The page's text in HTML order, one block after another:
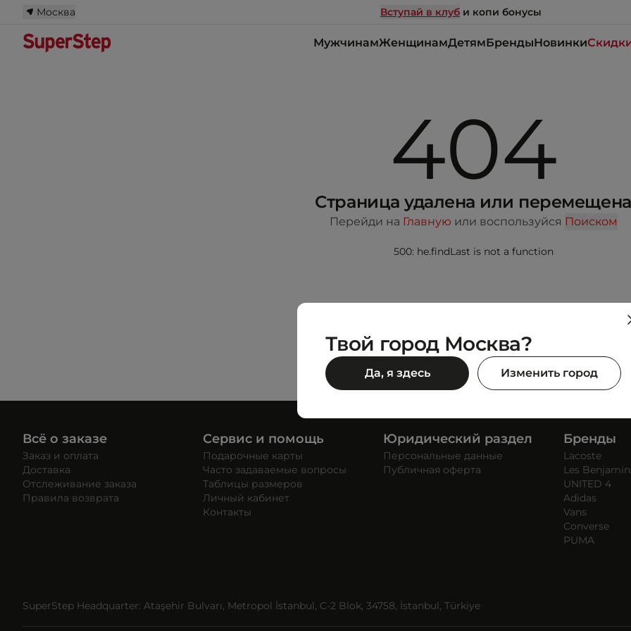
Москва Вступай в клуб и копи бонусы
МужчинамЖенщинамДетямБрендыНовинки
404
Страница удалена или перемещена
Перейди на Главную или воспользуйся Поиском
500: he.findLast is not a function
Всё о заказе
Заказ и оплата
Доставка
Отслеживание заказа
Правила возврата
Сервис и помощь
Подарочные карты
Часто задаваемые вопросы
Таблицы размеров
Личный кабинет
Контакты
Юридический раздел
Персональные данные
Публичная оферта
Бренды
Lacoste
Les
UNITED 4
Adidas
Vans
Converse
PUMA
SuperStep Headquarter: Ataşehir Bulvarı, Metropol İstanbul, C-2 Blok, 34758, İstanbul, Türkiye
Твой город Москва?
Да, я здесь Изменить город